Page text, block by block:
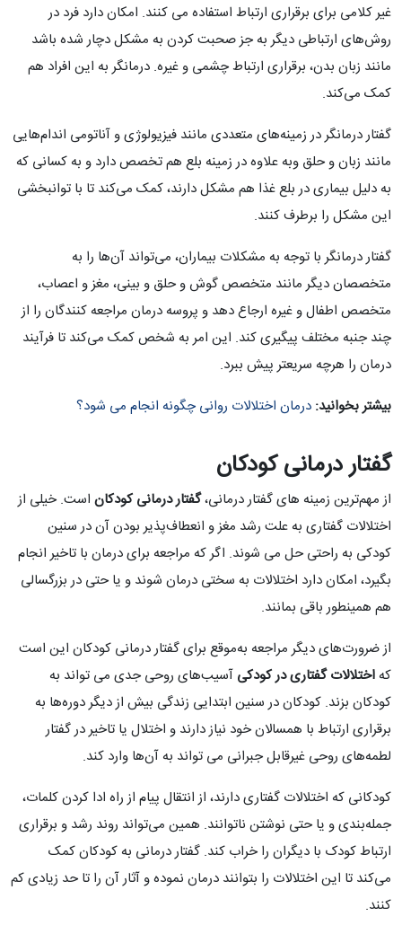
غیر کلامی برای برقراری ارتباط استفاده می کنند. امکان دارد فرد در
روش‌های ارتباطی دیگر به جز صحبت کردن به مشکل دچار شده باشد
مانند زبان بدن، برقراری ارتباط چشمی و غیره. درمانگر به این افراد هم
کمک می‌کند.
گفتار درمانگر در زمینه‌های متعددی مانند فیزیولوژی و آناتومی اندام‌هایی
مانند زبان و حلق وبه علاوه در زمینه بلع هم تخصص دارد و به کسانی که
به دلیل بیماری در بلع غذا هم مشکل دارند، کمک می‌کند تا با توانبخشی
این مشکل را برطرف کنند.
گفتار درمانگر با توجه به مشکلات بیماران، می‌تواند آن‌ها را به
متخصصان دیگر مانند متخصص گوش و حلق و بینی، مغز و اعصاب،
متخصص اطفال و غیره ارجاع دهد و پروسه درمان مراجعه کنندگان را از
چند جنبه مختلف پیگیری کند. این امر به شخص کمک می‌کند تا فرآیند
درمان را هرچه سریعتر پیش ببرد.
بیشتر بخوانید: درمان اختلالات روانی چگونه انجام می شود؟
گفتار درمانی کودکان
از مهم‌ترین زمینه های گفتار درمانی،گفتار درمانی کودکان است. خیلی از
اختلالات گفتاری به علت رشد مغز و انعطاف‌پذیر بودن آن در سنین
کودکی به راحتی حل می شوند. اگر که مراجعه برای درمان با تاخیر انجام
بگیرد، امکان دارد اختلالات به سختی درمان شوند و یا حتی در بزرگسالی
هم همینطور باقی بمانند.
از ضرورت‌های دیگر مراجعه به‌موقع برای گفتار درمانی کودکان این است
که اختلالات گفتاری در کودکی آسیب‌های روحی جدی می تواند به
کودکان بزند. کودکان در سنین ابتدایی زندگی بیش از دیگر دوره‌ها به
برقراری ارتباط با همسالان خود نیاز دارند و اختلال یا تاخیر در گفتار
لطمه‌های روحی غیرقابل جبرانی می تواند به آن‌ها وارد کند.
کودکانی که اختلالات گفتاری دارند، از انتقال پیام از راه ادا کردن کلمات،
جمله‌بندی و یا حتی نوشتن ناتوانند. همین می‌تواند روند رشد و برقراری
ارتباط کودک با دیگران را خراب کند. گفتار درمانی به کودکان کمک
می‌کند تا این اختلالات را بتوانند درمان نموده و آثار آن را تا حد زیادی کم
کنند.